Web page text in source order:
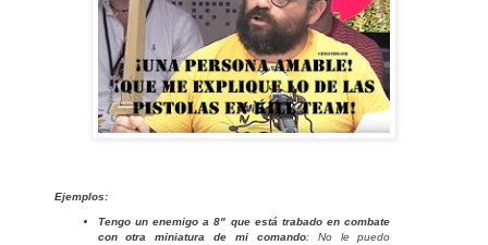
Ejemplos:
Tengo un enemigo a 8" que está trabado en combate
con otra miniatura de mi comando: No le puedo